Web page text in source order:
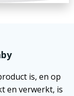
is, en op
en verwerkt, is